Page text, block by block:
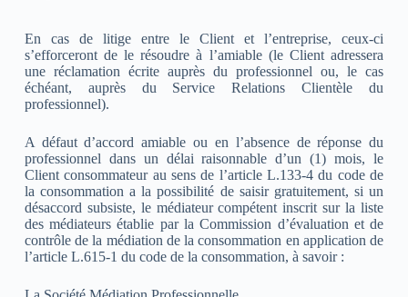
En cas de litige entre le Client et l’entreprise, ceux-ci
s’efforceront de le résoudre à l’amiable (le Client adressera
une réclamation écrite auprès du professionnel ou, le cas
échéant, auprès du Service Relations Clientèle du
professionnel).
A défaut d’accord amiable ou en l’absence de réponse du
professionnel dans un délai raisonnable d’un (1) mois, le
Client consommateur au sens de l’article L.133-4 du code de
la consommation a la possibilité de saisir gratuitement, si un
désaccord subsiste, le médiateur compétent inscrit sur la liste
des médiateurs établie par la Commission d’évaluation et de
contrôle de la médiation de la consommation en application de
l’article L.615-1 du code de la consommation, à savoir :